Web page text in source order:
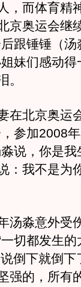
，而体育精
京奥运会继
跟锤锤（
妹们感动
。
北京奥运
参加2008
说，你是
：我不是为
淼意外受
切都发生
说倒下就倒
强的，所有